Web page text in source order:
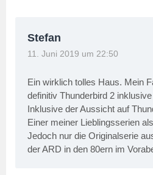
Stefan
11. Juni 2019 um 22:50
Ein wirklich tolles Haus. Mein
definitiv Thunderbird 2
Inklusive der Aussicht auf
Einer meiner Lieblingsserien
Jedoch nur die Originalserie
der ARD in den 80ern im